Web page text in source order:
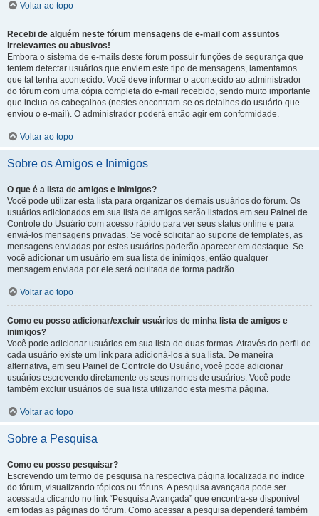
Voltar ao topo
Recebi de alguém neste fórum mensagens de e-mail com assuntos
irrelevantes ou abusivos!
Embora o sistema de e-mails deste fórum possuir funções de segurança que
tentem detectar usuários que enviem este tipo de mensagens, lamentamos
que tal tenha acontecido. Você deve informar o acontecido ao administrador
do fórum com uma cópia completa do e-mail recebido, sendo muito importante
que inclua os cabeçalhos (nestes encontram-se os detalhes do usuário que
enviou o e-mail). O administrador poderá então agir em conformidade.
Voltar ao topo
Sobre os Amigos e Inimigos
O que é a lista de amigos e inimigos?
Você pode utilizar esta lista para organizar os demais usuários do fórum. Os
usuários adicionados em sua lista de amigos serão listados em seu Painel de
Controle do Usuário com acesso rápido para ver seus status online e para
enviá-los mensagens privadas. Se você solicitar ao suporte de templates, as
mensagens enviadas por estes usuários poderão aparecer em destaque. Se
você adicionar um usuário em sua lista de inimigos, então qualquer
mensagem enviada por ele será ocultada de forma padrão.
Voltar ao topo
Como eu posso adicionar/excluir usuários de minha lista de amigos e
inimigos?
Você pode adicionar usuários em sua lista de duas formas. Através do perfil de
cada usuário existe um link para adicioná-los à sua lista. De maneira
alternativa, em seu Painel de Controle do Usuário, você pode adicionar
usuários escrevendo diretamente os seus nomes de usuários. Você pode
também excluir usuários de sua lista utilizando esta mesma página.
Voltar ao topo
Sobre a Pesquisa
Como eu posso pesquisar?
Escrevendo um termo de pesquisa na respectiva página localizada no índice
do fórum, visualizando tópicos ou fóruns. A pesquisa avançada pode ser
acessada clicando no link “Pesquisa Avançada” que encontra-se disponível
em todas as páginas do fórum. Como acessar a pesquisa dependerá também